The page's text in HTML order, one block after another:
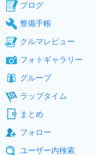
ブログ
整備手帳
クルマレビュー
フォトギャラリー
グループ
ラップタイム
まとめ
フォロー
ユーザー内検索